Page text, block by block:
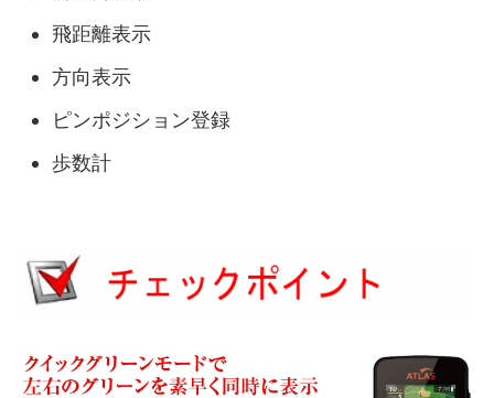
飛距離表示
方向表示
ピンポジション登録
歩数計